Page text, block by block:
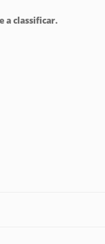
a classificar.